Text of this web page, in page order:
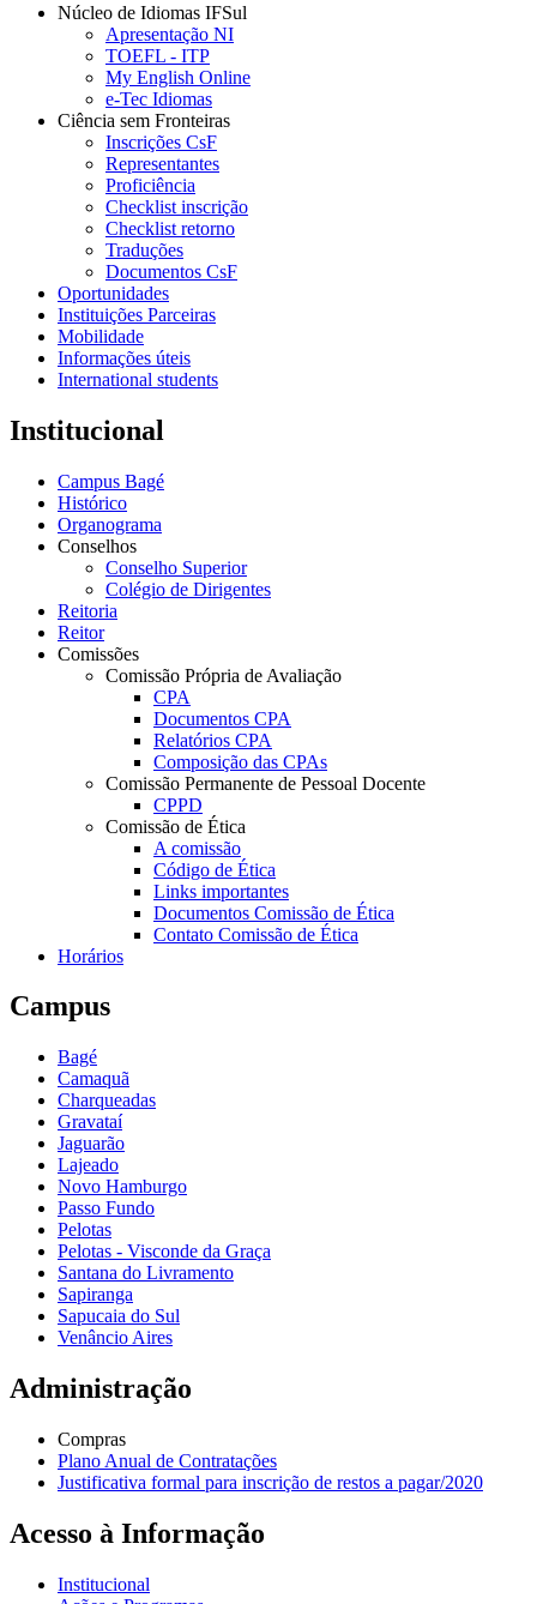
Núcleo de Idiomas IFSul
Apresentação NI
TOEFL - ITP
My English Online
e-Tec Idiomas
Ciência sem Fronteiras
Inscrições CsF
Representantes
Proficiência
Checklist inscrição
Checklist retorno
Traduções
Documentos CsF
Oportunidades
Instituições Parceiras
Mobilidade
Informações úteis
International students
Institucional
Campus Bagé
Histórico
Organograma
Conselhos
Conselho Superior
Colégio de Dirigentes
Reitoria
Reitor
Comissões
Comissão Própria de Avaliação
CPA
Documentos CPA
Relatórios CPA
Composição das CPAs
Comissão Permanente de Pessoal Docente
CPPD
Comissão de Ética
A comissão
Código de Ética
Links importantes
Documentos Comissão de Ética
Contato Comissão de Ética
Horários
Campus
Bagé
Camaquã
Charqueadas
Gravataí
Jaguarão
Lajeado
Novo Hamburgo
Passo Fundo
Pelotas
Pelotas - Visconde da Graça
Santana do Livramento
Sapiranga
Sapucaia do Sul
Venâncio Aires
Administração
Compras
Plano Anual de Contratações
Justificativa formal para inscrição de restos a pagar/2020
Acesso à Informação
Institucional